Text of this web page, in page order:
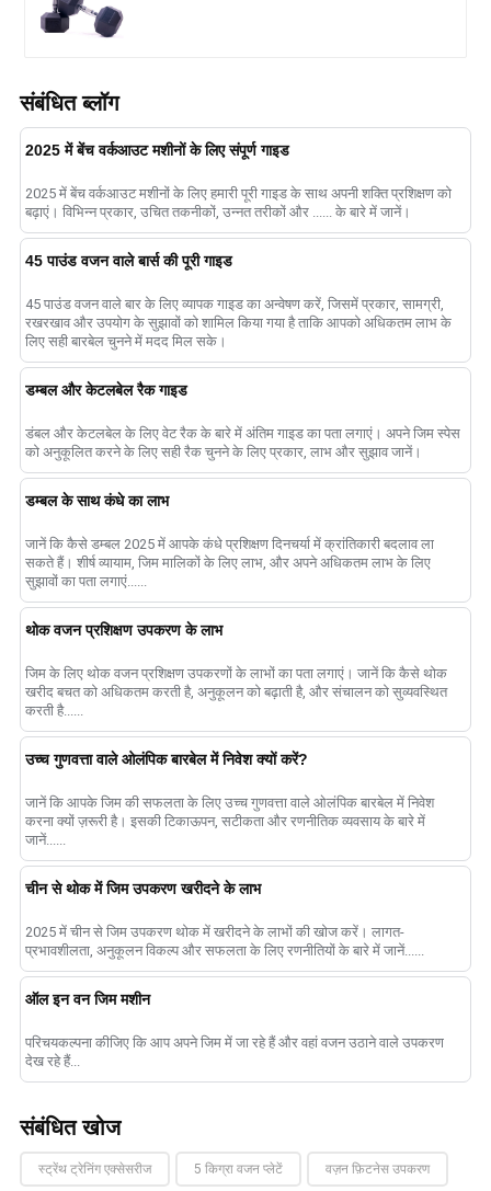
संबंधित ब्लॉग
2025 में बेंच वर्कआउट मशीनों के लिए संपूर्ण गाइड
2025 में बेंच वर्कआउट मशीनों के लिए हमारी पूरी गाइड के साथ अपनी शक्ति प्रशिक्षण को
बढ़ाएं। विभिन्न प्रकार, उचित तकनीकों, उन्नत तरीकों और ...... के बारे में जानें।
45 पाउंड वजन वाले बार्स की पूरी गाइड
45 पाउंड वजन वाले बार के लिए व्यापक गाइड का अन्वेषण करें, जिसमें प्रकार, सामग्री,
रखरखाव और उपयोग के सुझावों को शामिल किया गया है ताकि आपको अधिकतम लाभ के
लिए सही बारबेल चुनने में मदद मिल सके।
डम्बल और केटलबेल रैक गाइड
डंबल और केटलबेल के लिए वेट रैक के बारे में अंतिम गाइड का पता लगाएं। अपने जिम स्पेस
को अनुकूलित करने के लिए सही रैक चुनने के लिए प्रकार, लाभ और सुझाव जानें।
डम्बल के साथ कंधे का लाभ
जानें कि कैसे डम्बल 2025 में आपके कंधे प्रशिक्षण दिनचर्या में क्रांतिकारी बदलाव ला
सकते हैं। शीर्ष व्यायाम, जिम मालिकों के लिए लाभ, और अपने अधिकतम लाभ के लिए
सुझावों का पता लगाएं......
थोक वजन प्रशिक्षण उपकरण के लाभ
जिम के लिए थोक वजन प्रशिक्षण उपकरणों के लाभों का पता लगाएं। जानें कि कैसे थोक
खरीद बचत को अधिकतम करती है, अनुकूलन को बढ़ाती है, और संचालन को सुव्यवस्थित
करती है......
उच्च गुणवत्ता वाले ओलंपिक बारबेल में निवेश क्यों करें?
जानें कि आपके जिम की सफलता के लिए उच्च गुणवत्ता वाले ओलंपिक बारबेल में निवेश
करना क्यों ज़रूरी है। इसकी टिकाऊपन, सटीकता और रणनीतिक व्यवसाय के बारे में
जानें......
चीन से थोक में जिम उपकरण खरीदने के लाभ
2025 में चीन से जिम उपकरण थोक में खरीदने के लाभों की खोज करें। लागत-
प्रभावशीलता, अनुकूलन विकल्प और सफलता के लिए रणनीतियों के बारे में जानें......
ऑल इन वन जिम मशीन
परिचयकल्पना कीजिए कि आप अपने जिम में जा रहे हैं और वहां वजन उठाने वाले उपकरण
देख रहे हैं...
संबंधित खोज
स्ट्रेंथ ट्रेनिंग एक्सेसरीज 5 किग्रा वजन प्लेटें वज़न फ़िटनेस उपकरण